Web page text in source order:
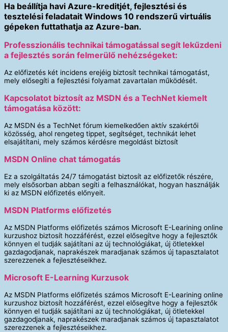
Ha beállítja havi Azure-kreditjét, fejlesztési és
tesztelési feladatait Windows 10 rendszerű virtuális
gépeken futtathatja az Azure-ban.
Professzionális technikai támogatással segít lekűzdeni
a fejlesztés során felmerülő nehézségeket:
Az előfizetés két incidens erejéig biztosít technikai támogatást,
mely elősegíti a fejlesztési folyamat zavartalan működését.
Kapcsolatot biztosít az MSDN és a TechNet kiemelt
támogatása között:
Az MSDN és a TechNet fórum kiemelkedően aktív szakértői
közösség, ahol rengeteg tippet, segítséget, technikát lehet
elsajátítani, mely számos kérdésre megoldást biztosít
MSDN Online chat támogatás
Ez a szolgáltatás 24/7 támogatást biztosít az előfizetők részére,
mely elsősorban abban segíti a felhasználókat, hogyan használják
ki az MSDN előfizetés előnyeit.
MSDN Platforms előfizetés
Az MSDN Platforms előfizetés számos Microsoft E-Learining online
kurzushoz biztosít hozzáférést, ezzel elősegítve hogy a fejlesztők
könnyen el tudják sajátítani az új technológiákat, új ötletekkel
gazdagodjanak, naprakészek maradjanak számos új tapasztalatot
szerezzenek a fejlesztéseikhez.
Microsoft E-Learning Kurzusok
Az MSDN Platforms előfizetés számos Microsoft E-Learining online
kurzushoz biztosít hozzáférést, ezzel elősegítve hogy a fejlesztők
könnyen el tudják sajátítani az új technológiákat, új ötletekkel
gazdagodjanak, naprakészek maradjanak számos új tapasztalatot
szerezzenek a fejlesztéseikhez.